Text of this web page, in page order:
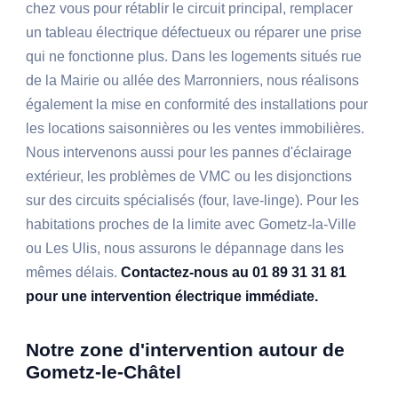
chez vous pour rétablir le circuit principal, remplacer
un tableau électrique défectueux ou réparer une prise
qui ne fonctionne plus. Dans les logements situés rue
de la Mairie ou allée des Marronniers, nous réalisons
également la mise en conformité des installations pour
les locations saisonnières ou les ventes immobilières.
Nous intervenons aussi pour les pannes d'éclairage
extérieur, les problèmes de VMC ou les disjonctions
sur des circuits spécialisés (four, lave-linge). Pour les
habitations proches de la limite avec Gometz-la-Ville
ou Les Ulis, nous assurons le dépannage dans les
mêmes délais.Contactez-nous au 01 89 31 31 81
pour une intervention électrique immédiate.
Notre zone d'intervention autour de
Gometz-le-Châtel